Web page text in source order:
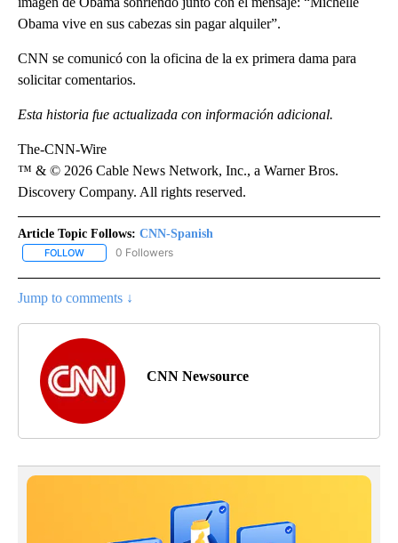
Obama vive en sus cabezas sin pagar alquiler”.
CNN se comunicó con la oficina de la ex primera dama para
solicitar comentarios.
Esta historia fue actualizada con información adicional.
The-CNN-Wire
™ & © 2026 Cable News Network, Inc., a Warner Bros.
Discovery Company. All rights reserved.
Article Topic Follows: CNN-Spanish
FOLLOW FOLLOW "CNN-SPANISH" TO RECEIVE NOTIFICATIONS ABOUT
0 Followers
Jump to comments ↓
CNN Newsource